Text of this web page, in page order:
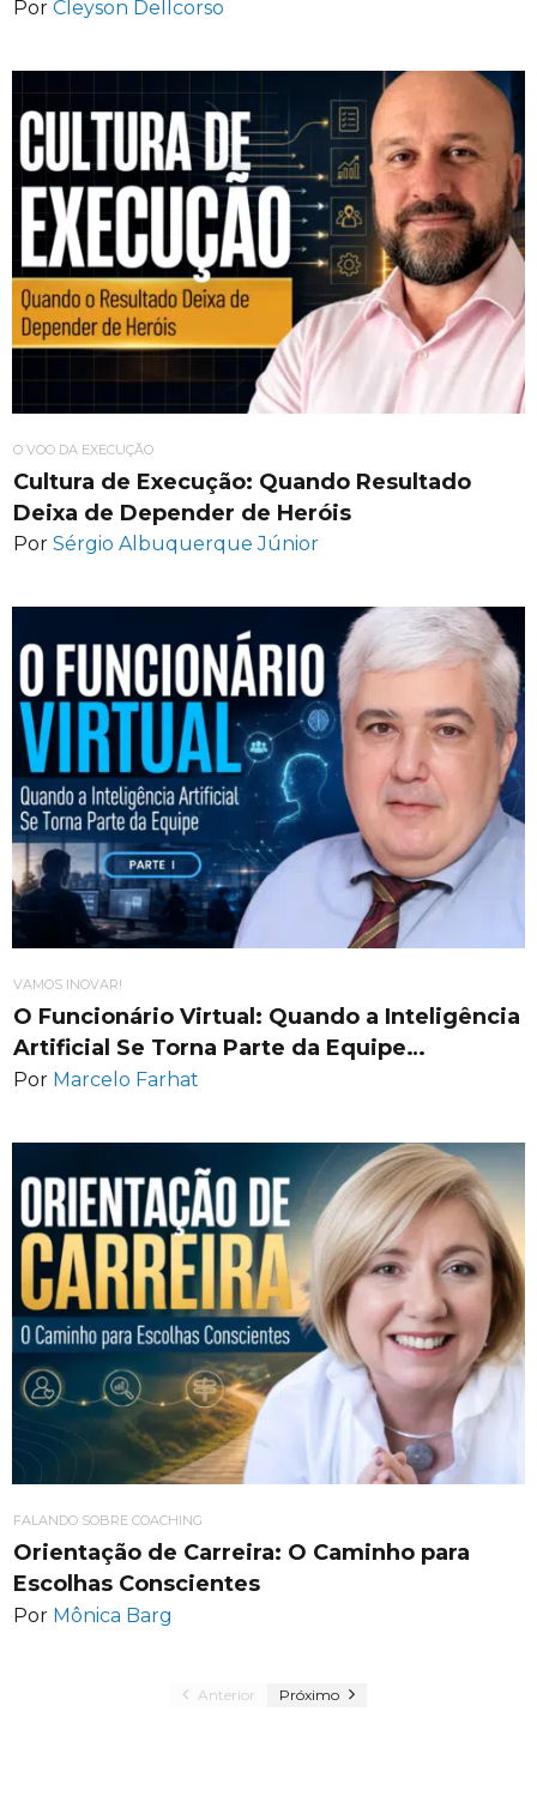
Por Cleyson Dellcorso
O VOO DA EXECUÇÃO
Cultura de Execução: Quando Resultado
Deixa de Depender de Heróis
Por Sérgio Albuquerque Júnior
VAMOS INOVAR!
O Funcionário Virtual: Quando a Inteligência
Artificial Se Torna Parte da Equipe…
Por Marcelo Farhat
FALANDO SOBRE COACHING
Orientação de Carreira: O Caminho para
Escolhas Conscientes
Por Mônica Barg
Anterior Próximo